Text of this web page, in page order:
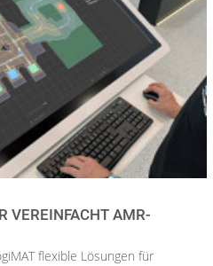
VEREINFACHT AMR-
flexible Lösungen für